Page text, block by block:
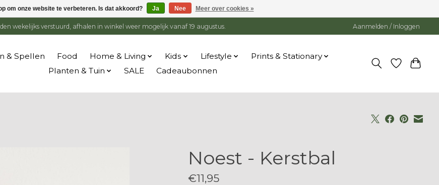
wekelijks verstuurd, afhalen in winkel weer mogelijk vanaf 19 augustus. Aanmelden / Inloggen
& Spellen Food Home & Living Kids Lifestyle
Prints & Stationary
Planten & Tuin
SALE Cadeaubonnen
Noest - Kerstbal
€11,95
om onze website te verbeteren. Is dat akkoord? Ja Nee Meer over cookies »